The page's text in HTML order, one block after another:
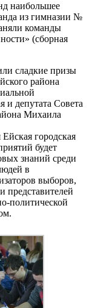
наибольшее
из гимназии №
команды
(сборная
сладкие призы
района
и депутата Совета
Михаила
городская
будет
знаний среди
в
выборов,
представителей
политической